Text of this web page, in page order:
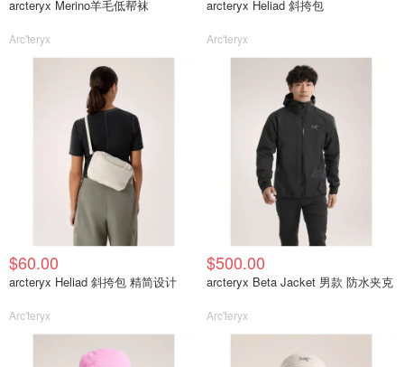
arcteryx Merino羊毛低帮袜
Arc'teryx
arcteryx Heliad 斜挎包
Arc'teryx
$60.00
arcteryx Heliad 斜挎包 精简设计
Arc'teryx
$500.00
arcteryx Beta Jacket 男款 防水夹克
Arc'teryx